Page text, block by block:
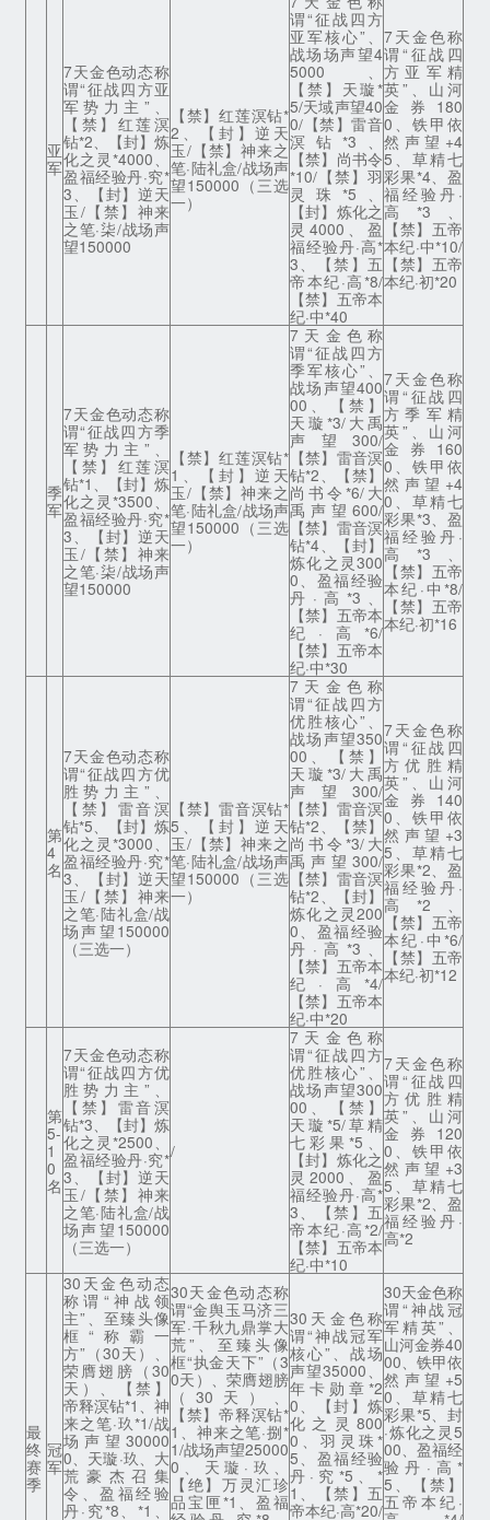
亚
军
7天金色动态称
谓“征战四方亚
军势力主”、
【禁】红莲溟
钻*2、【封】炼
化之灵*4000、
盈福经验丹·究*
3、【封】逆天
玉/【禁】神来
之笔·柒/战场声
望150000
【禁】红莲溟钻*
2、【封】逆天
玉/【禁】神来之
笔·陆礼盒/战场声
望150000（三选
一）
谓“征战四方
亚军核心”、
战场场声望4
5000、
【禁】天璇*
5/天域声望40
0/【禁】雷音
溟钻*3、
【禁】尚书令
*10/【禁】羽
灵珠*5、
【封】炼化之
灵4000、盈
福经验丹·高*
3、【禁】五
帝本纪·高*8/
【禁】五帝本
纪·中*40
7天金色称
谓“征战四
方亚军精
英”、山河
金券180
0、铁甲依
然声望+4
5、草精七
彩果*4、盈
福经验丹·
高*3、
【禁】五帝
本纪·中*10/
【禁】五帝
本纪·初*20
季
军
7天金色动态称
谓“征战四方季
军势力主”、
【禁】红莲溟
钻*1、【封】炼
化之灵*3500、
盈福经验丹·究*
3、【封】逆天
玉/【禁】神来
之笔·柒/战场声
望150000
【禁】红莲溟钻*
1、【封】逆天
玉/【禁】神来之
笔·陆礼盒/战场声
望150000（三选
一）
7天金色称
谓“征战四方
季军核心”、
战场声望400
00、【禁】
天璇*3/大禹
声望300/
【禁】雷音溟
钻*2、【禁】
尚书令*6/大
禹声望600/
【禁】雷音溟
钻*4、【封】
炼化之灵300
0、盈福经验
丹·高*3、
【禁】五帝本
纪·高*6/
【禁】五帝本
纪·中*30
7天金色称
谓“征战四
方季军精
英”、山河
金券160
0、铁甲依
然声望+4
0、草精七
彩果*3、盈
福经验丹·
高*3、
【禁】五帝
本纪·中*8/
【禁】五帝
本纪·初*16
第
4
名
7天金色动态称
谓“征战四方优
胜势力主”、
【禁】雷音溟
钻*5、【封】炼
化之灵*3000、
盈福经验丹·究*
3、【封】逆天
玉/【禁】神来
之笔·陆礼盒/战
场声望150000
（三选一）
【禁】雷音溟钻*
5、【封】逆天
玉/【禁】神来之
笔·陆礼盒/战场声
望150000（三选
一）
7天金色称
谓“征战四方
优胜核心”、
战场声望350
00、【禁】
天璇*3/大禹
声望300/
【禁】雷音溟
钻*2、【禁】
尚书令*3/大
禹声望300/
【禁】雷音溟
钻*2、【封】
炼化之灵200
0、盈福经验
丹·高*3、
【禁】五帝本
纪·高*4/
【禁】五帝本
纪·中*20
7天金色称
谓“征战四
方优胜精
英”、山河
金券140
0、铁甲依
然声望+3
5、草精七
彩果*2、盈
福经验丹·
高*2、
【禁】五帝
本纪·中*6/
【禁】五帝
本纪·初*12
第
5-
1
0
名
7天金色动态称
谓“征战四方优
胜势力主”、
【禁】雷音溟
钻*3、【封】炼
化之灵*2500、
盈福经验丹·究*
3、【封】逆天
玉/【禁】神来
之笔·陆礼盒/战
场声望150000
（三选一）
/
7天金色称
谓“征战四方
优胜核心”、
战场声望300
00、【禁】
天璇*5/草精
七彩果*5、
【封】炼化之
灵2000、盈
福经验丹·高*
3、【禁】五
帝本纪·高*2/
【禁】五帝本
纪·中*10
7天金色称
谓“征战四
方优胜精
英”、山河
金券120
0、铁甲依
然声望+3
5、草精七
彩果*2、盈
福经验丹·
高*2
最
终
赛
季
冠
军
30天金色动态
称谓“神战领
主”、至臻头像
框“称霸一
方”（30天）、
荣膺翅膀（30
天）、【禁】
帝释溟钻*1、神
来之笔·玖*1/战
场声望30000
0、天璇·玖、大
荒豪杰召集
令、盈福经验
丹·究*8、*1、
30天金色动态称
谓“金舆玉马济三
军·千秋九鼎掌大
荒”、至臻头像
框“执金天下”（3
0天）、荣膺翅膀
（30天）、
【禁】帝释溟钻*
1、神来之笔·捌*
1/战场声望25000
0、天璇·玖、
【绝】万灵汇珍
品宝匣*1、盈福
30天金色称
谓“神战冠军
核心”、战场
声望35000、
年卡勋章*2
0、【封】炼
化之灵800
0、羽灵珠*
5、盈福经验
丹·究*5、*
1、【禁】五
帝本纪·高*20/
30天金色称
谓“神战冠
军精英”、
山河金券40
00、铁甲依
然声望+5
0、草精七
彩果*5、封
·炼化之灵5
00、盈福经
验丹·高*
5、【禁】
五帝本纪·